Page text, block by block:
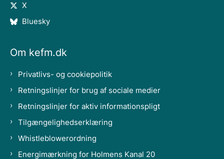
X
Bluesky
Om kefm.dk
Privatlivs- og cookiepolitik
Retningslinjer for brug af sociale medier
Retningslinjer for aktiv informationspligt
Tilgængelighedserklæring
Whistleblowerordning
Energimærkning for Holmens Kanal 20